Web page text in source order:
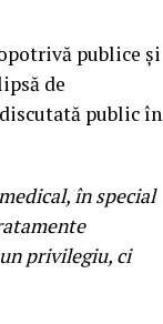
publice și
de
public în
în special
privilegiu, ci